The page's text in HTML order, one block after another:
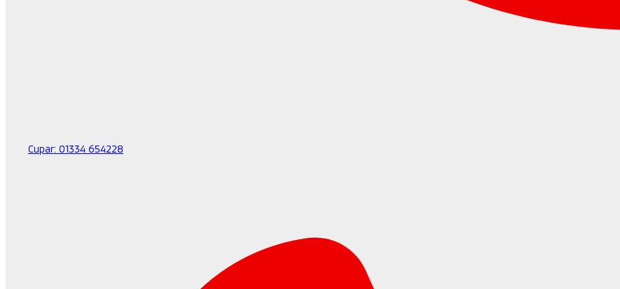
Cupar: 01334 654228